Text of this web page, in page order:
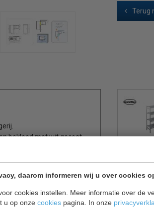
daarom informeren wij u over cookies
cookies instellen. Meer informatie over de
u op onze cookies pagina. In onze
Terug
bekleed met wit gecoat
hierdoor blijft de
mm breed en is voorzien